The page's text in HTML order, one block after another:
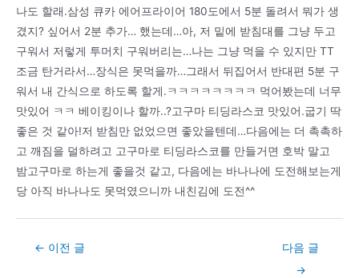
나도 할래.삼성 큐카 에어프라이어 180도에서 5분 돌려서 뭐가 생
겼지? 싶어서 2분 추가… 했는데…아, 저 밑에 받침대를 그냥 두고
구워서 저렇게 투머치 구워버리는…나는 그냥 먹을 수 있지만 TT
조금 탄거라서…장식은 못먹을까…그래서 뒤집어서 반대편 5분 구
워서 내 간식으로 하도록 할게.ㅋㅋㅋㅋㅋㅋㅋㅋ 먹어봤는데 너무
맛있어 ㅋㅋ 베이킹이나 할까..?고구마 티딩라스코 맛있어.굽기 딱
좋은 것 같아!저 받침만 없었으면 좋았을텐데…다음에는 더 촉촉하
고 깨짐을 덜하려고 고구마로 티딩라스코를 만들거면 호박 말고
밤고구마로 하는게 좋을것 같고, 다음에는 바나나에 도전해보는게
당 아직 바나나도 못먹였으니까 내친김에 도전^^
Post← 이전 글
다음 글
→